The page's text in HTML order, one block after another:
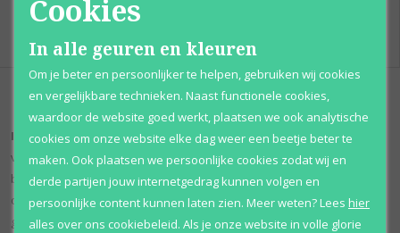
Vanaf
€ 57
Issey Miyake L'eau D'isseywerd uitgebracht in 1992. L'eau D'issey
vanIssey Miyakeis een geur, geïnspireerd door zuiverheid van
bronwater, door de nevel van een waterval, de geur van bloemen en
de geur van een prachtig bos in de lente. Vanaf het moment dat deze
geur uit kwam, is het tot op de dag van vandaag een regelrechte
Cookies
In alle geuren en kleuren
Om je beter en persoonlijker te helpen, gebruiken wij cookies
en vergelijkbare technieken. Naast functionele cookies,
waardoor de website goed werkt, plaatsen we ook analytische
cookies om onze website elke dag weer een beetje beter te
maken. Ook plaatsen we persoonlijke cookies zodat wij en
derde partijen jouw internetgedrag kunnen volgen en
persoonlijke content kunnen laten zien. Meer weten?Lees hier
alles over ons cookiebeleid. Als je onze website in volle glorie